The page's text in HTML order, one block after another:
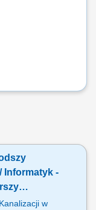
Informatyk -
Dziale w